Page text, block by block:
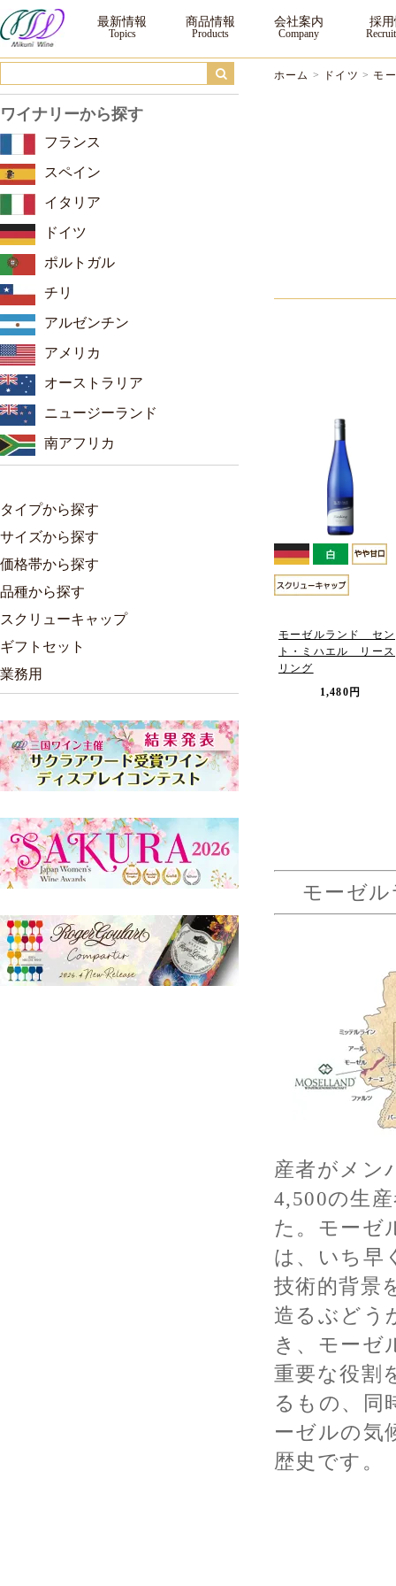
モーゼルランド ｜三国ワイン
最新情報 商品情報 会社案内 採
ホーム > ドイツ > モ
モーゼルランド セン
ト・ミハエル リース
リング
1,480円
モーゼル
産者がメン
4,500の生
た。モーゼ
は、いち早
技術的背景
造るぶどう
き、モーゼ
重要な役割
るもの、同
ーゼルの気
歴史です。
ワイナリーから探す
フランス
スペイン
イタリア
ドイツ
ポルトガル
チリ
アルゼンチン
アメリカ
オーストラリア
ニュージーランド
南アフリカ
タイプから探す
サイズから探す
価格帯から探す
品種から探す
スクリューキャップ
ギフトセット
業務用